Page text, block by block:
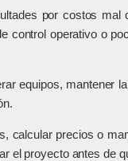
por costos mal
control operativo o
equipos, mantener
calcular precios o
el proyecto antes de